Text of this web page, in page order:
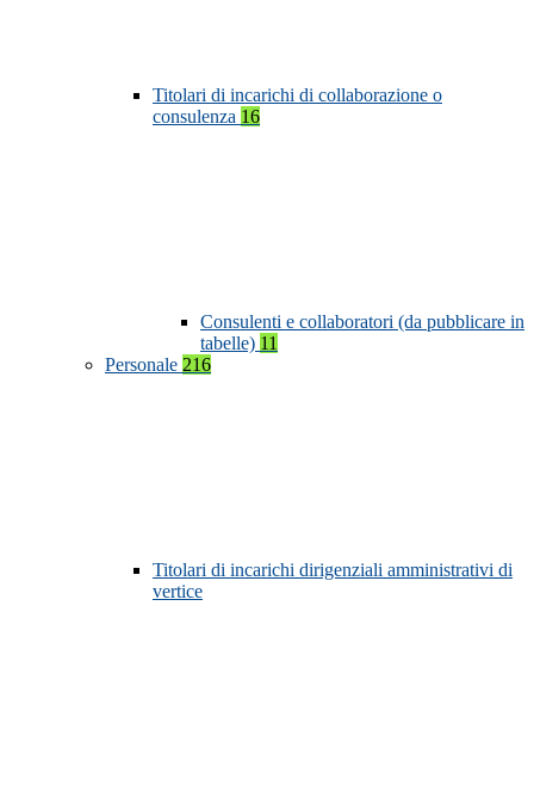
Titolari di incarichi di collaborazione o
consulenza 16
Consulenti e collaboratori (da pubblicare in
tabelle) 11
Personale 216
Titolari di incarichi dirigenziali amministrativi di
vertice